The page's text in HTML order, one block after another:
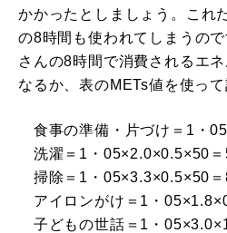
かかったとしましょう。これ
の8時間も使われてしまうの
さんの8時間で消費されるエ
なるか、表のMETs値を使って
食事の準備・片づけ＝1・
洗濯＝1・05×2.0×0.5×50＝
掃除＝1・05×3.3×0.5×50＝
アイロンがけ＝1・
子どもの世話＝1・